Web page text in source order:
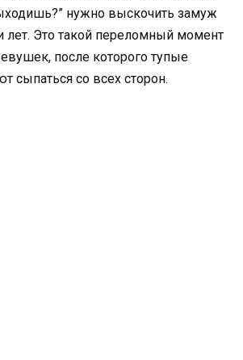
нужно выскочить замуж
лет. Это такой переломный момент
после которого тупые
сыпаться со всех сторон.